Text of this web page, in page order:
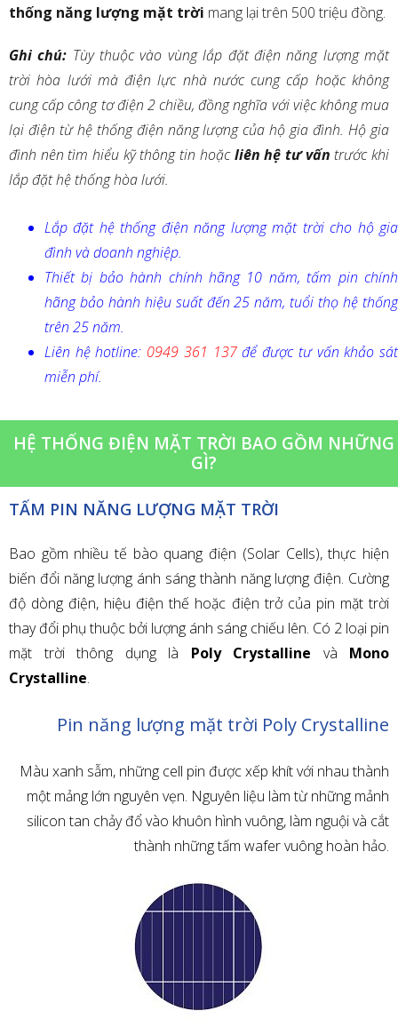
thống năng lượng mặt trời mang lại trên 500 triệu đồng.
Ghi chú: Tùy thuộc vào vùng lắp đặt điện năng lượng mặt
trời hòa lưới mà điện lực nhà nước cung cấp hoặc không
cung cấp công tơ điện 2 chiều, đồng nghĩa với việc không mua
lại điện từ hệ thống điện năng lượng của hộ gia đình. Hộ gia
đình nên tìm hiểu kỹ thông tin hoặcliên hệ tư vấn trước khi
lắp đặt hệ thống hòa lưới.
Lắp đặt hệ thống điện năng lượng mặt trời cho hộ gia
đình và doanh nghiệp.
Thiết bị bảo hành chính hãng 10 năm, tấm pin chính
hãng bảo hành hiệu suất đến 25 năm, tuổi thọ hệ thống
trên 25 năm.
Liên hệ hotline: 0949 361 137để được tư vấn khảo sát
miễn phí.
HỆ THỐNG ĐIỆN MẶT TRỜI BAO GỒM NHỮNG
GÌ?
TẤM PIN NĂNG LƯỢNG MẶT TRỜI
Bao gồm nhiều tế bào quang điện (Solar Cells), thực hiện
biến đổi năng lượng ánh sáng thành năng lượng điện. Cường
độ dòng điện, hiệu điện thế hoặc điện trở của pin mặt trời
thay đổi phụ thuộc bởi lượng ánh sáng chiếu lên. Có 2 loại pin
mặt trời thông dụng là Poly Crystalline và Mono
Crystalline.
Pin năng lượng mặt trời Poly Crystalline
Màu xanh sẫm, những cell pin được xếp khít với nhau thành
một mảng lớn nguyên vẹn. Nguyên liệu làm từ những mảnh
silicon tan chảy đổ vào khuôn hình vuông, làm nguội và cắt
thành những tấm wafer vuông hoàn hảo.